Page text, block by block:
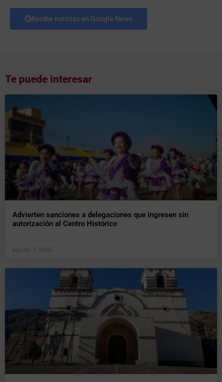
Recibe noticias en Google News
Te puede interesar
Advierten sanciones a delegaciones que ingresen sin
autorización al Centro Histórico
agosto 7, 2026